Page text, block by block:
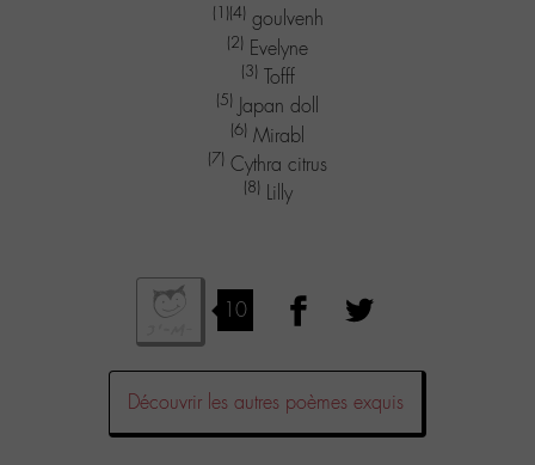
(1)(4) goulvenh
(2) Evelyne
(3) Tofff
(5) Japan doll
(6) Mirabl
(7) Cythra citrus
(8) Lilly
10
Découvrir les autres poèmes exquis